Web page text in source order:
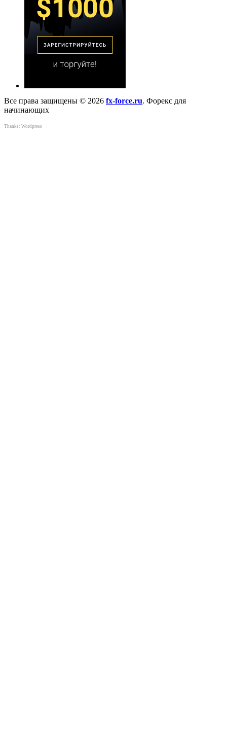
Все права защищены © 2026 fx-force.ru. Форекс для
начинающих
Thanks: Wordpress